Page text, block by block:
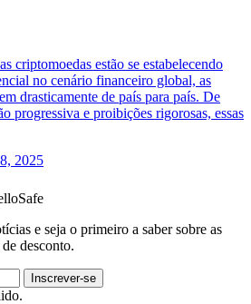
criptomoedas estão se estabelecendo
no cenário financeiro global, as
drasticamente de país para país. De
progressiva e proibições rigorosas, essas
2025
e seja o primeiro a saber sobre as
desconto.
Inscrever-se